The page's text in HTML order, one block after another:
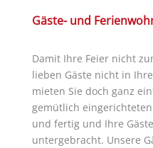
Gäste- und
Damit Ihre Feier nicht
lieben Gäste nicht in
mieten Sie doch ganz
gemütlich
und fertig und Ihre
untergebracht. Unsere